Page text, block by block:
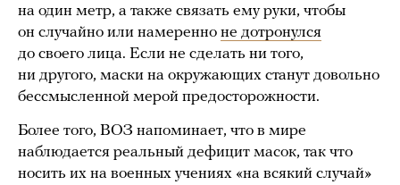
на один метр, а также связать ему руки, чтобы
он случайно или намеренно не дотронулся
до своего лица. Если не сделать ни того,
ни другого, маски на окружающих станут довольно
бессмысленной мерой предосторожности.
Более того, ВОЗ напоминает, что в мире
наблюдается реальный дефицит масок, так что
носить их на военных учениях «на всякий случай»